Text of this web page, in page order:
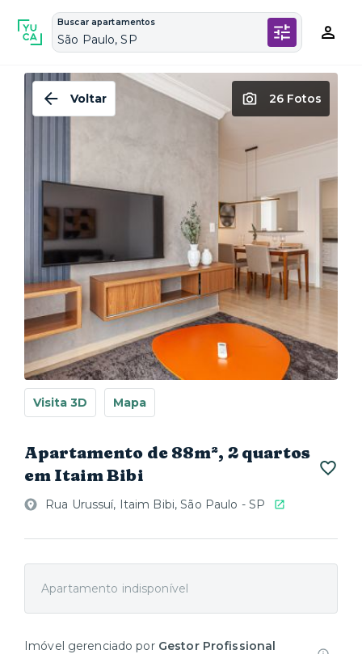
Buscar apartamentos
São Paulo, SP
Voltar 26 Fotos
Visita 3D Mapa
Apartamento de 88m², 2 quartos
em Itaim Bibi
Rua Urussuí, Itaim Bibi, São Paulo - SP
Apartamento indisponível
Imóvel gerenciado por Gestor Profissional